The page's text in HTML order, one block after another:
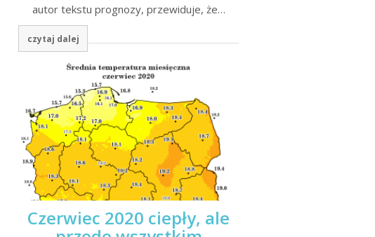
autor tekstu prognozy, przewiduje, że…
czytaj dalej
Czerwiec 2020 ciepły, ale